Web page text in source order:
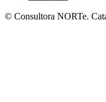
© Consultora NORTe.